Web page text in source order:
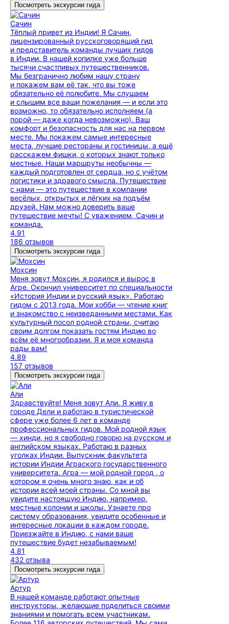
Посмотреть экскурсии гида
Сачин
Тёплый привет из Индии! Я Сачин,
лицензированный русскоговорящий гид
и представитель команды лучших гидов
в Индии. В нашей копилке уже больше
тысячи счастливых путешественников.
Мы безгранично любим нашу страну
и покажем вам её так, что вы тоже
обязательно её полюбите. Мы слушаем
и слышим все ваши пожелания — и если это
возможно, то обязательно исполняем (а
порой — даже когда невозможно). Ваш
комфорт и безопасность для нас на первом
месте. Мы покажем самые интересные
места, лучшие рестораны и гостиницы, а ещё
расскажем фишки, о которых знают только
местные. Наши маршруты необычны —
каждый подготовлен от сердца, но с учётом
логистики и здравого смысла. Путешествие
с нами — это путешествие в компании
весёлых, открытых и лёгких на подъём
друзей. Нам можно доверить ваше
путешествие мечты! С уважением, Сачин и
команда.
4.91
186 отзывов
Посмотреть экскурсии гида
Мохсин
Меня зовут Мохсин, я родился и вырос в
Агре. Окончил университет по специальности
«История Индии и русский язык». Работаю
гидом с 2013 года. Мои хобби — чтение книг
и знакомство с неизведанными местами. Как
культурный посол родной страны, считаю
своим долгом показать гостям Индию во
всём её многообразии. Я и моя команда
рады вам!
4.89
157 отзывов
Посмотреть экскурсии гида
Али
Здравствуйте! Меня зовут Али. Я живу в
городе Дели и работаю в туристической
сфере уже более 6 лет в команде
профессиональных гидов. Мой родной язык
— хинди, но я свободно говорю на русском и
английском языках. Работаю в разных
уголках Индии. Выпускник факультета
истории Индии Аграского государственного
университета. Агра — мой родной город , о
котором я очень много знаю, как и об
истории всей моей страны. Со мной вы
увидите настоящую Индию, например,
местные колонии и школы. Узнаете про
систему образования, увидите особенные и
интересные локации в каждом городе.
Приезжайте в Индию, с нами ваше
путешествие будет незабываемым!
4.81
432 отзыва
Посмотреть экскурсии гида
Артур
В нашей команде работают опытные
инструкторы, желающие поделиться своими
знаниями и помогать всем участникам.